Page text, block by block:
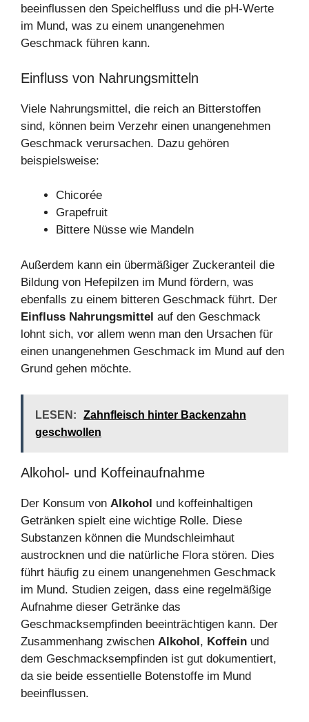
beeinflussen den Speichelfluss und die pH-Werte
im Mund, was zu einem unangenehmen
Geschmack führen kann.
Einfluss von Nahrungsmitteln
Viele Nahrungsmittel, die reich an Bitterstoffen
sind, können beim Verzehr einen unangenehmen
Geschmack verursachen. Dazu gehören
beispielsweise:
Chicorée
Grapefruit
Bittere Nüsse wie Mandeln
Außerdem kann ein übermäßiger Zuckeranteil die
Bildung von Hefepilzen im Mund fördern, was
ebenfalls zu einem bitteren Geschmack führt. Der
Einfluss Nahrungsmittel auf den Geschmack
lohnt sich, vor allem wenn man den Ursachen für
einen unangenehmen Geschmack im Mund auf den
Grund gehen möchte.
LESEN:
Zahnfleisch hinter Backenzahn
geschwollen
Alkohol- und Koffeinaufnahme
Der Konsum von Alkohol und koffeinhaltigen
Getränken spielt eine wichtige Rolle. Diese
Substanzen können die Mundschleimhaut
austrocknen und die natürliche Flora stören. Dies
führt häufig zu einem unangenehmen Geschmack
im Mund. Studien zeigen, dass eine regelmäßige
Aufnahme dieser Getränke das
Geschmacksempfinden beeinträchtigen kann. Der
Zusammenhang zwischen Alkohol , Koffein und
dem Geschmacksempfinden ist gut dokumentiert,
da sie beide essentielle Botenstoffe im Mund
beeinflussen.